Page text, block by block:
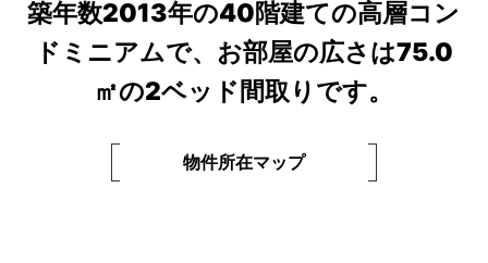
築年数2013年の40階建ての高層コン
ドミニアムで、お部屋の広さは75.0
㎡の2ベッド間取りです。
物件所在マップ